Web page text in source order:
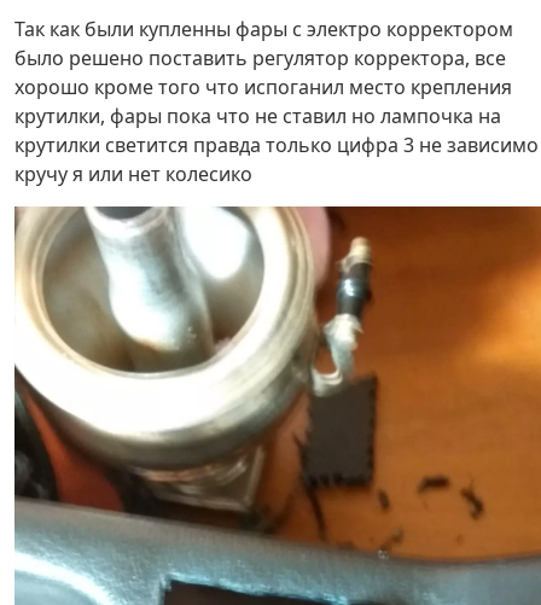
Так как были купленны фары с электро корректором
было решено поставить регулятор корректора, все
хорошо кроме того что испоганил место крепления
крутилки, фары пока что не ставил но лампочка на
крутилки светится правда только цифра 3 не зависимо
кручу я или нет колесико